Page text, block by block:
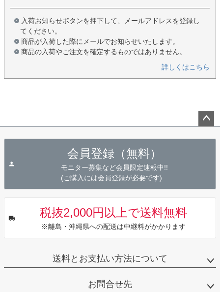
入荷お知らせボタンを押下して、メールアドレスを登録し
てください。
商品が入荷した際にメールでお知らせいたします。
商品の入荷やご注文を確定するものではありません。
詳しくはこちら
会員登録（無料）
モニター募集など会員限定速報中!!
(ご購入には会員登録が必要です)
税抜2,000円以上で送料無料
※離島・沖縄県への配送は中継料がかかります
送料とお支払い方法について
お問合せ先